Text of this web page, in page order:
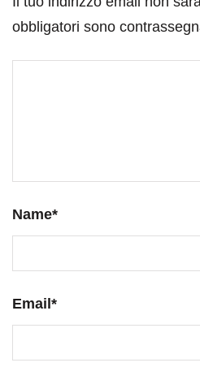
obbligatori sono
Name*
Email *